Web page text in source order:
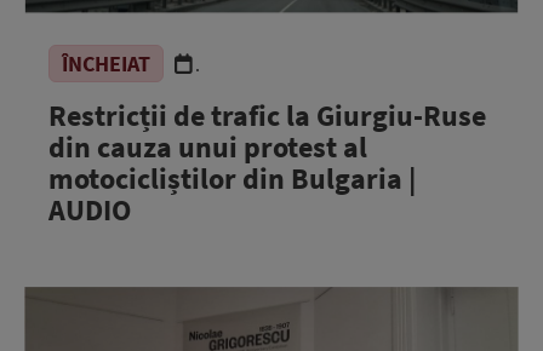
ÎNCHEIAT .
Restricții de trafic la Giurgiu-Ruse
din cauza unui protest al
motocicliștilor din Bulgaria |
AUDIO